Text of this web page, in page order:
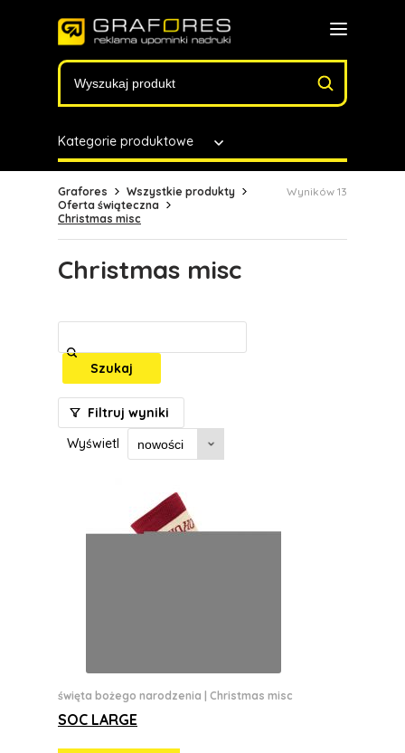
Kategorie produktowe
Grafores
Wszystkie produkty
Oferta świąteczna
Christmas misc
Wyników 13
Christmas misc
Szukaj
Filtruj wyniki
Wyświetl
święta bożego narodzenia Christmas misc
SOC LARGE